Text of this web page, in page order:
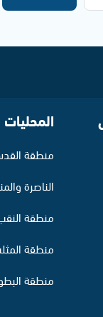
المحليات
منطقة
الناصرة
منطقة
منطقة
منطقة